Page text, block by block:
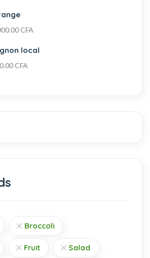
CFA
local
CFA
Broccoli
Fruit Salad